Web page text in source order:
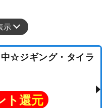
示
☆ジギング・タイラ
ト還元